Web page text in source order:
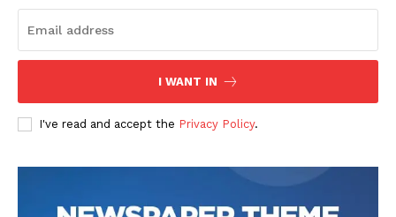
I WANT IN
I've read and accept the Privacy Policy.